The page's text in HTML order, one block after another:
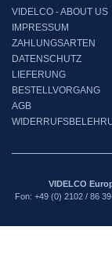
VIDELCO - ABOUT US
IMPRESSUM
ZAHLUNGSARTEN
DATENSCHUTZ
LIEFERUNG
BESTELLVORGANG
AGB
VIDELCO
Fon: +49 (0) 2102 / 86